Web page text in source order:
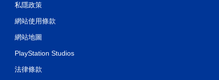
私隱政策
網站使用條款
網站地圖
PlayStation Studios
法律條款